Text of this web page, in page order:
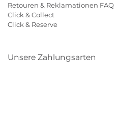
Retouren & Reklamationen FAQ
Click & Collect
Click & Reserve
Unsere Zahlungsarten